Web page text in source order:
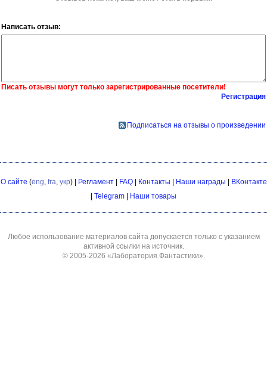
Написать отзыв:
Писать отзывы могут только зарегистрированные посетители!
Регистрация
Подписаться на отзывы о произведении
О сайте (eng fra укр) | Регламент| FAQ| Контакты | Наши награды | ВКонтакте
| Telegram | Наши товары
Любое использование материалов сайта допускается только с указанием
активной ссылки на источник.
© 2005-2026 «Лаборатория Фантастики»